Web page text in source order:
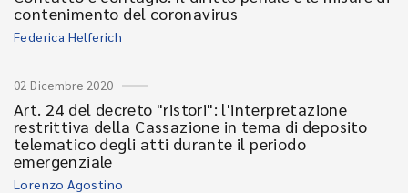
contenimento del coronavirus
Federica Helferich
02 Dicembre 2020
Art. 24 del decreto "ristori": l'interpretazione
restrittiva della Cassazione in tema di deposito
telematico degli atti durante il periodo
emergenziale
Lorenzo Agostino